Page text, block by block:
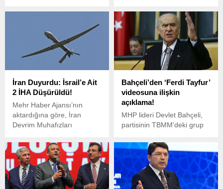
kongreye gidiyor.
partisinin düzenlediği katılım
töreninde renkli anlara
sahne olan bir çıkışta
bulundu.
İran Duyurdu: İsrail’e Ait
2 İHA Düşürüldü!
Mehr Haber Ajansı’nın
aktardığına göre, İran
Devrim Muhafızları
yapılan açıklamada,
Tahran’ın güneyindeki Şehri
Rey ilçesinde bir kamikaze
insansız hava aracı (İHA) ile
Tahran Petrol Rafineri
Bahçeli’den ‘Ferdi Tayfur’
videosuna ilişkin
açıklama!
MHP lideri Devlet Bahçeli,
partisinin TBMM'deki grup